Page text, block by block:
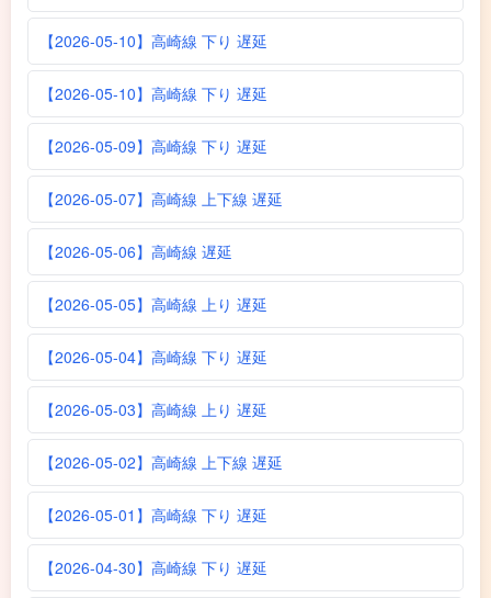
【2026-05-10】高崎線 下り 遅延
【2026-05-10】高崎線 下り 遅延
【2026-05-09】高崎線 下り 遅延
【2026-05-07】高崎線 上下線 遅延
【2026-05-06】高崎線 遅延
【2026-05-05】高崎線 上り 遅延
【2026-05-04】高崎線 下り 遅延
【2026-05-03】高崎線 上り 遅延
【2026-05-02】高崎線 上下線 遅延
【2026-05-01】高崎線 下り 遅延
【2026-04-30】高崎線 下り 遅延